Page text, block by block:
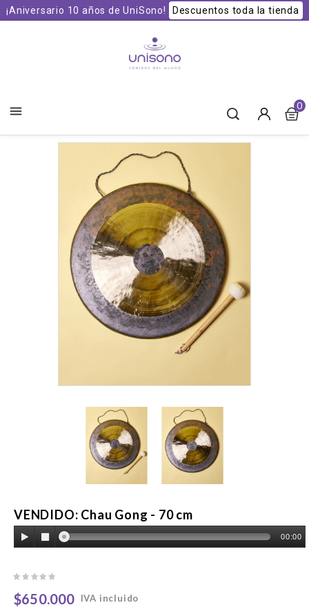
¡Aniversario 10 años de UniSono! Descuentos toda la tienda
 0
VENDIDO: Chau Gong - 70 cm
00:00
$650.000
IVA incluido